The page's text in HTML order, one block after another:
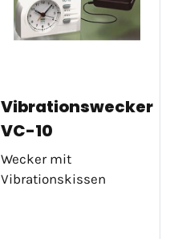
Vibrationswecker
VC-10
Wecker mit
Vibrationskissen